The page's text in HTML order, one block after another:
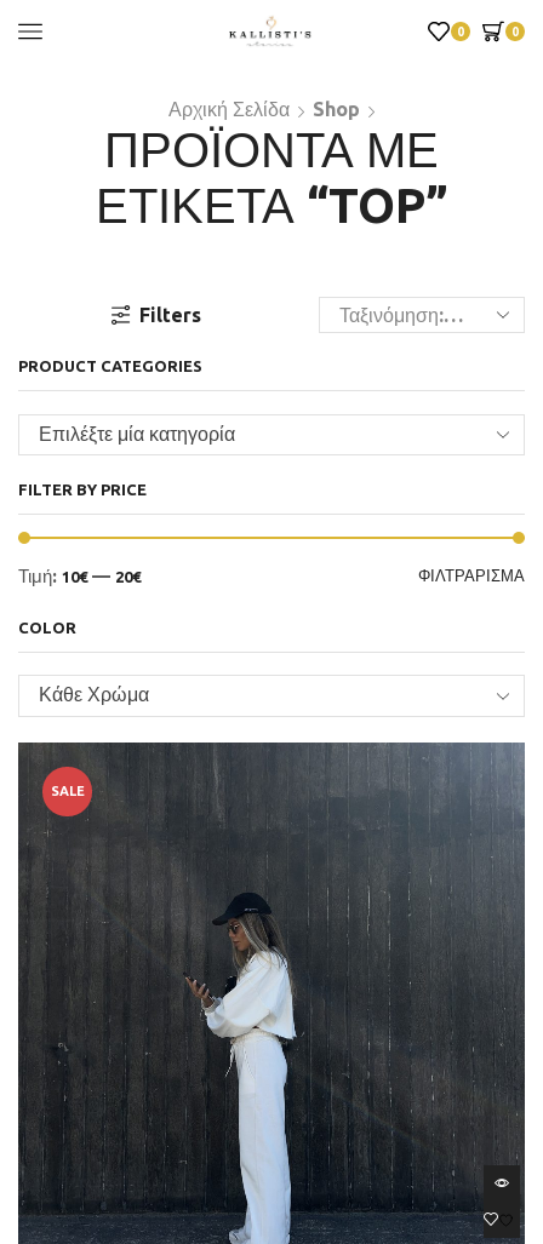
0 0
Αρχική Σελίδα Shop
ΠΡΟΪΌΝΤΑ ΜΕ
ΕΤΙΚΈΤΑ “TOP”
Filters
PRODUCT CATEGORIES
Επιλέξτε μία κατηγορία
FILTER BY PRICE
ΦΙΛΤΡΆΡΙΣΜΑ
Τιμή: 10€— 20€
COLOR
Κάθε Χρώμα
SALE